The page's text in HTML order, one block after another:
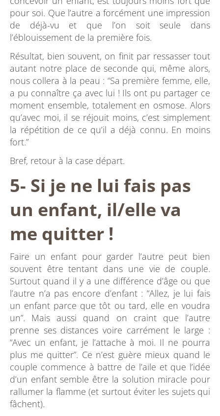
pour soi. Que l’autre a forcément une impression
de déjà-vu et que l’on soit seule dans
l’éblouissement de la première fois.
Résultat, bien souvent, on finit par ressasser tout
autant notre place de seconde qui, même alors,
nous collera à la peau : “Sa première femme, elle,
a pu connaître ça avec lui ! Ils ont pu partager ce
moment ensemble, totalement en osmose. Alors
qu’avec moi, il se réjouit moins, c’est simplement
la répétition de ce qu’il a déjà connu. En moins
fort.”
Bref, retour à la case départ.
5- Si je ne lui fais pas
un enfant, il/elle va
me quitter !
Faire un enfant pour garder l’autre peut bien
souvent être tentant dans une vie de couple.
Surtout quand il y a une différence d’âge ou que
l’autre n’a pas encore d’enfant : “Allez, je lui fais
un enfant parce que tôt ou tard, elle en voudra
un”. Mais aussi quand on craint que l’autre
prenne ses distances voire carrément le large :
“Avec un enfant, je l’attache à moi. Il ne pourra
plus me quitter”. Ce n’est guère mieux quand le
couple commence à battre de l’aile et que l’idée
d’un enfant semble être la solution miracle pour
rallumer la flamme (et surtout éviter les sujets qui
fâchent).